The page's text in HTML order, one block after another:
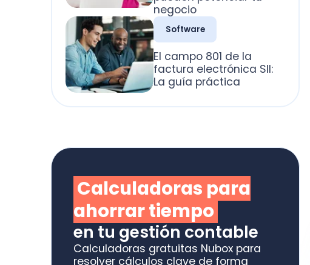
La guía práctica
Calculadoras gratuitas Nubox para
resolver cálculos clave de forma
rápida y sin errores.
¡Ingresa gratis!